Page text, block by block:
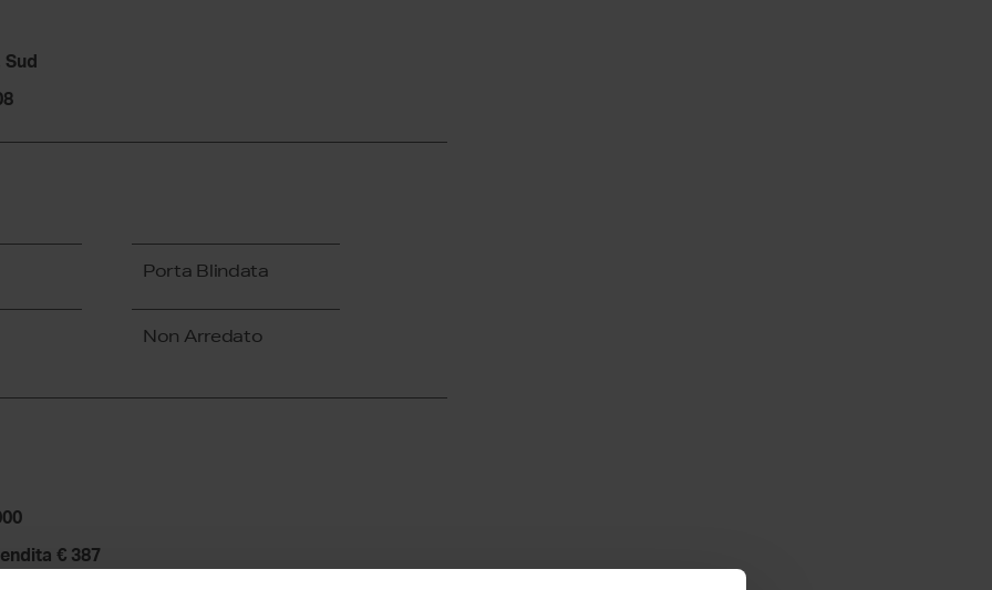
Sud
Porta Blindata
Non Arredato
€ 387